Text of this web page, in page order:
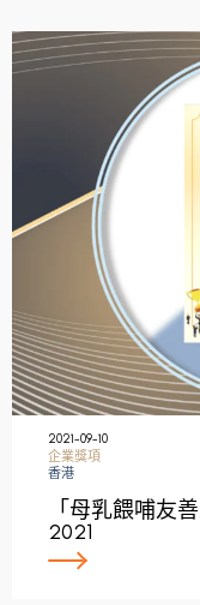
2021-09-10
企業獎項
香港
「母乳餵哺友
2021